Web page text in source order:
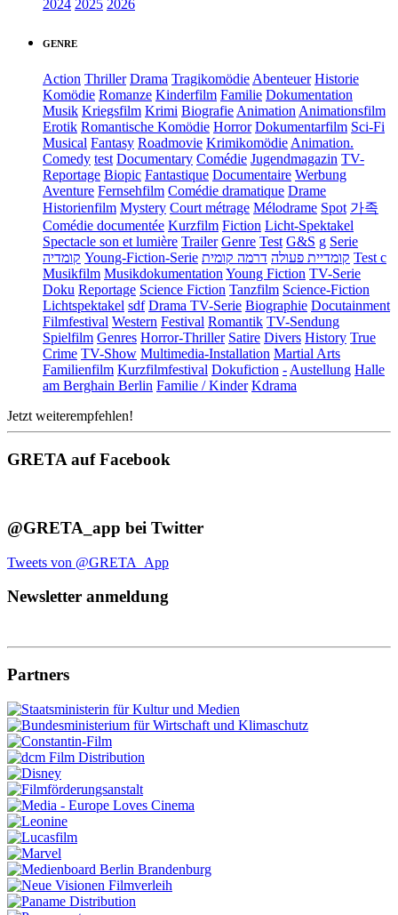
2024 2025 2026
GENRE
Action Thriller Drama Tragikomödie Abenteuer Historie
Komödie Romanze Kinderfilm Familie Dokumentation
Musik Kriegsfilm Krimi Biografie Animation Animationsfilm
Erotik Romantische Komödie Horror Dokumentarfilm Sci-Fi
Musical Fantasy Roadmovie Krimikomödie Animation.
Comedy test Documentary Comédie Jugendmagazin TV-
Reportage Biopic Fantastique Documentaire Werbung
Aventure Fernsehfilm Comédie dramatique Drame
Historienfilm Mystery Court métrage Mélodrame Spot 가족
Comédie documentée Kurzfilm Fiction Licht-Spektakel
Spectacle son et lumière Trailer Genre Test G&S g Serie
קומדיה Young-Fiction-Serie קומדיית פעולה דרמה קומית
Test c
Musikfilm Musikdokumentation Young Fiction TV-Serie
Doku Reportage Science Fiction Tanzfilm Science-Fiction
Lichtspektakel sdf Drama TV-Serie Biographie Docutainment
Filmfestival Western Festival Romantik TV-Sendung
Spielfilm Genres Horror-Thriller Satire Divers History True
Crime TV-Show Multimedia-Installation Martial Arts
Familienfilm Kurzfilmfestival Dokufiction - Austellung Halle
am Berghain Berlin Familie / Kinder Kdrama
Jetzt weiterempfehlen!
GRETA auf Facebook
@GRETA_app bei Twitter
Tweets von @GRETA_App
Newsletter anmeldung
Partners